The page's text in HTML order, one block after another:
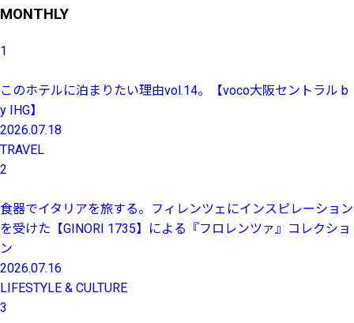
MONTHLY
1
このホテルに泊まりたい理由vol.14。【voco大阪セントラル b
y IHG】
2026.07.18
TRAVEL
2
食器でイタリアを旅する。フィレンツェにインスピレーション
を受けた【GINORI 1735】による『フロレンツァ』コレクショ
ン
2026.07.16
LIFESTYLE & CULTURE
3